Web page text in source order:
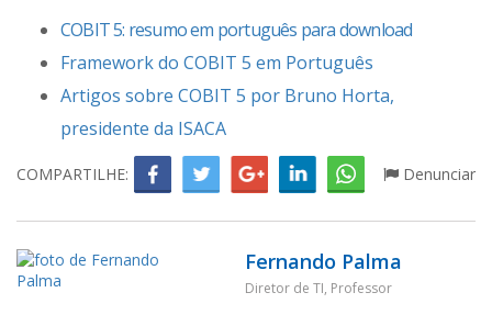
COBIT 5: resumo em português para download
Framework do COBIT 5 em Português
Artigos sobre COBIT 5 por Bruno Horta,
presidente da ISACA
COMPARTILHE: Denunciar
Fernando Palma
Diretor de TI, Professor